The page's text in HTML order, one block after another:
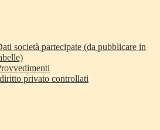
società partecipate (da pubblicare in
privato controllati